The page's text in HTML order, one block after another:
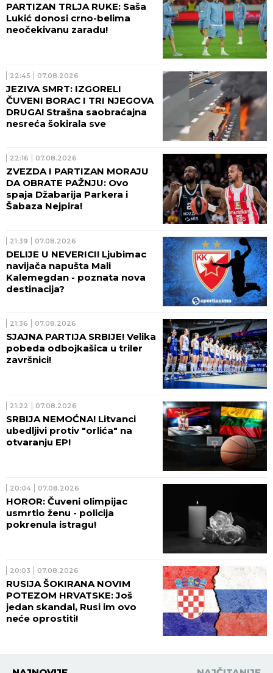
PARTIZAN TRLJA RUKE: Saša
Lukić donosi crno-belima
neočekivanu zaradu!
22:45 07.08.2026
JEZIVA SMRT: IZGORELI
ČUVENI BORAC I TRI NJEGOVA
DRUGA! Strašna saobraćajna
nesreća šokirala sve
22:16 07.08.2026
ZVEZDA I PARTIZAN MORAJU
DA OBRATE PAŽNJU: Ovo
spaja Džabarija Parkera i
Šabaza Nejpira!
21:39 07.08.2026
DELIJE U NEVERICI! Ljubimac
navijača napušta Mali
Kalemegdan - poznata nova
destinacija?
21:36 07.08.2026
SJAJNA PARTIJA SRBIJE! Velika
pobeda odbojkašica u triler
završnici!
21:22 07.08.2026
SRBIJA NEMOĆNA! Litvanci
ubedljivi protiv "orlića" na
otvaranju EP!
20:04 07.08.2026
HOROR: Čuveni olimpijac
usmrtio ženu - policija
pokrenula istragu!
20:03 07.08.2026
RUSIJA ŠOKIRANA NOVIM
POTEZOM HRVATSKE: Još
jedan skandal, Rusi im ovo
neće oprostiti!